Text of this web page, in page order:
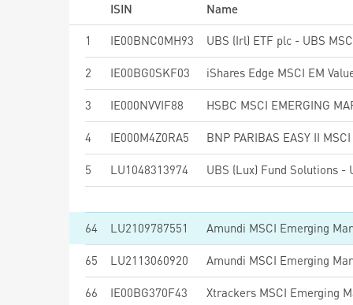
ISIN
Name
1
IE00BNC0MH93
2 IE00BG0SKF03 iShares Edge MSCI EM
3 IE000NVVIF88
4 IE000M4Z0RA5
5 LU1048313974
64 LU2109787551
65 LU2113060920 Amundi MSCI Emerging
66 IE00BG370F43 Xtrackers MSCI Emerging